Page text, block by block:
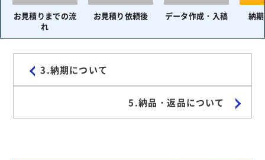
お見積りまでの流
れ
お見積り依頼後 データ作成・入稿 納
3.納期について
5.納品・返品について